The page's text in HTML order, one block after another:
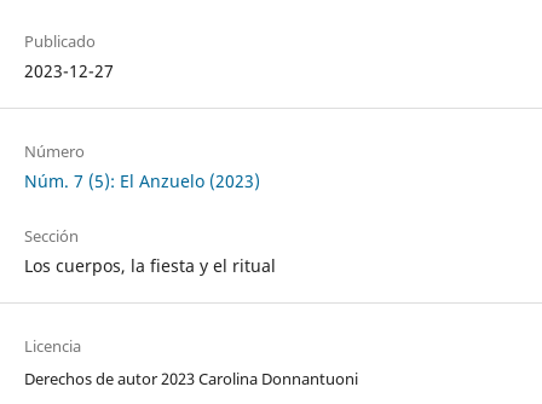
Publicado
2023-12-27
Número
Núm. 7 (5): El Anzuelo (2023)
Sección
Los cuerpos, la fiesta y el ritual
Licencia
Derechos de autor 2023 Carolina Donnantuoni